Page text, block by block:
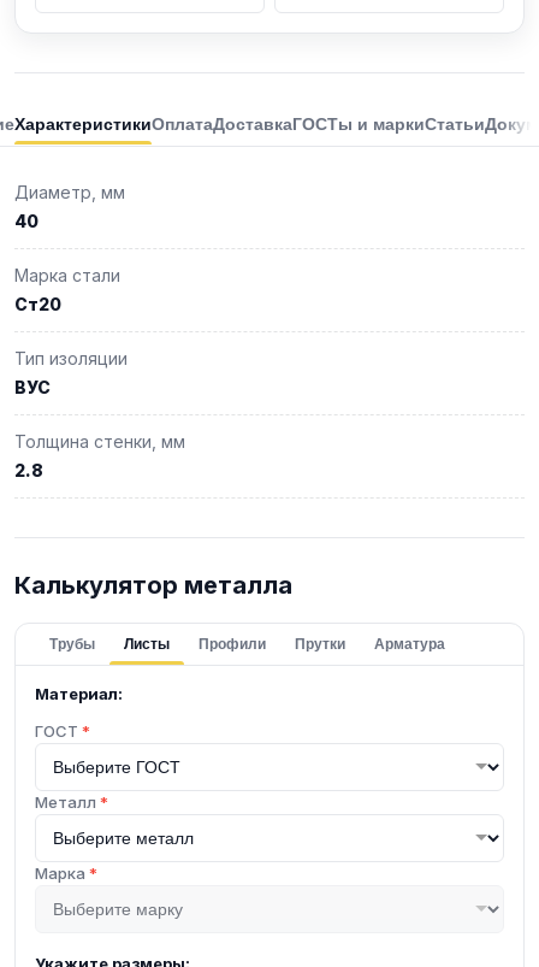
ХарактеристикиОплатаДоставкаГОСТы и маркиСтатьи
Диаметр, мм
40
Марка стали
Ст20
Тип изоляции
ВУС
Толщина стенки, мм
2.8
Калькулятор металла
Трубы Листы Профили Прутки Арматура
Материал:
ГОСТ *
Металл *
Марка *
Укажите размеры: